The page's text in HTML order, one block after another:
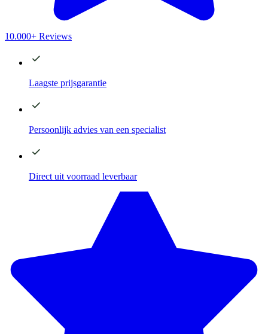
10.000+ Reviews
Laagste prijsgarantie
Persoonlijk advies van een specialist
Direct uit voorraad leverbaar